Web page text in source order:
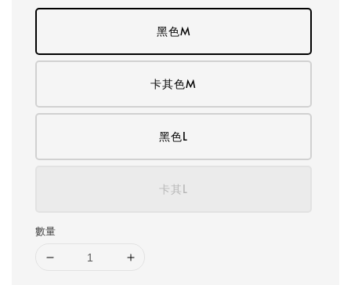
黑色M
卡其色M
黑色L
卡其L
數量